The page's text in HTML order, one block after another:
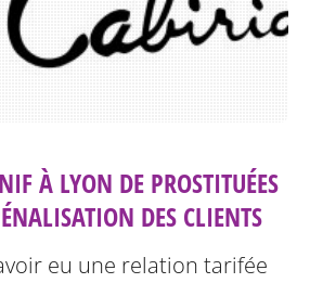
À LYON DE PROSTITUÉES
DES CLIENTS
eu une relation tarifée